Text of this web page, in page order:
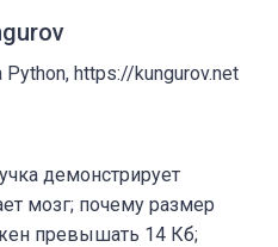
https://kungurov.net
демонстрирует
мозг; почему размер
превышать 14 Кб;